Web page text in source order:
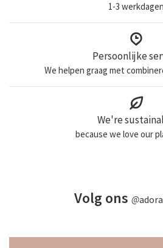
1-3 werkdagen
Persoonlijke
We helpen graag met
We're
because we love our
Volg ons @